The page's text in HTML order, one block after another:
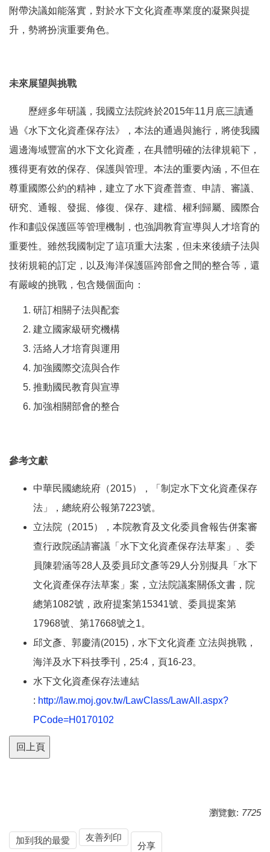
附帶決議如能落實，對於水下文化資產專業度的凝聚與提
升，勢將扮演重要角色。
未來展望與挑戰
歷經多年研議，我國立法院終於2015年11月底三讀通
過《水下文化資產保存法》，本法的通過與施行，將使我國
週邊海域豐富的水下文化資產，在具體明確的法律規範下，
獲得更有效的保存、保護與管理。本法的重要內涵，不但在
尊重國際公約的精神，建立了水下資產普查、申請、審議、
研究、通報、發掘、修復、保存、建檔、權利歸屬、國際合
作和劃設保護區等管理機制，也強調教育宣導與人才培育的
重要性。雖然我國制定了這項重大法案，但未來後續子法與
技術規範的訂定，以及海洋保護區跨部會之間的整合等，還
有嚴峻的挑戰，包含幾個面向：
研訂相關子法與配套
建立國家級研究機構
活絡人才培育與運用
加強國際交流與合作
推動國民教育與宣導
加強相關部會的整合
參考文獻
中華民國總統府（2015），「制定水下文化資產保存
法」，總統府公報第7223號。
立法院（2015），本院教育及文化委員會報告併案審
查行政院函請審議「水下文化資產保存法草案」、委
員陳碧涵等28人及委員邱文彥等29人分別擬具「水下
文化資產保存法草案」案，立法院議案關係文書，院
總第1082號，政府提案第15341號、委員提案第
17968號、第17668號之1。
邱文彥、郭慶清(2015)，水下文化資產 立法與挑戰，
海洋及水下科技季刊，25:4，頁16-23。
水下文化資產保存法連結
: http://law.moj.gov.tw/LawClass/LawAll.aspx?
PCode=H0170102
回上頁
瀏覽數: 7725
加到我的最愛
友善列印
分享